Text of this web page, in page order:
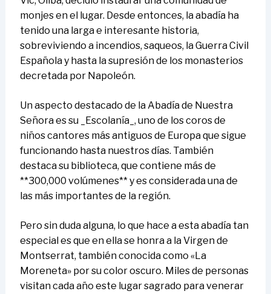
monjes en el lugar. Desde entonces, la abadía ha
tenido una larga e interesante historia,
sobreviviendo a incendios, saqueos, la Guerra Civil
Española y hasta la supresión de los monasterios
decretada por Napoleón.
Un aspecto destacado de la Abadía de Nuestra
Señora es su _Escolanía_, uno de los coros de
niños cantores más antiguos de Europa que sigue
funcionando hasta nuestros días. También
destaca su biblioteca, que contiene más de
**300,000 volúmenes** y es considerada una de
las más importantes de la región.
Pero sin duda alguna, lo que hace a esta abadía tan
especial es que en ella se honra a la Virgen de
Montserrat, también conocida como «La
Moreneta» por su color oscuro. Miles de personas
visitan cada año este lugar sagrado para venerar